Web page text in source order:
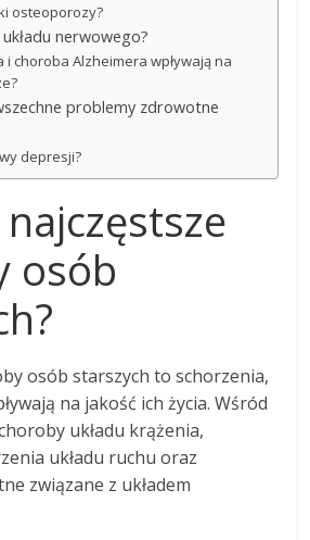
osteoporozy?
nerwowego?
i choroba Alzheimera wpływają na
problemy zdrowotne
depresji?
najczęstsze
osób
osób starszych to schorzenia,
na jakość ich życia. Wśród
układu krążenia,
układu ruchu oraz
związane z układem